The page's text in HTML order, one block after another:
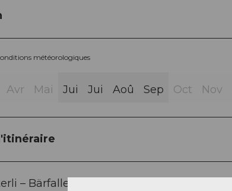
météorologiques
Avr Mai Jui Jui Aoû Sep Oct Nov
– Bärfallen - Brunnen